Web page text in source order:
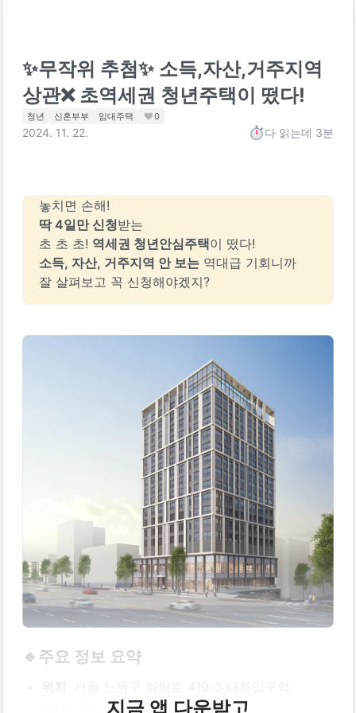
✨무작위 추첨✨ 소득,자산,거주지역
상관❌ 초역세권 청년주택이 떴다!
청년 신혼부부 임대주택 0
2024. 11. 22. 다 읽는데 3분
놓치면 손해!
딱 4일만 신청받는
초 초 초! 역세권 청년안심주택이 떴다!
소득, 자산, 거주지역 안 보는 역대급 기회니까
잘 살펴보고 꼭 신청해야겠지?
🔹주요 정보 요약
지금 앱 다운받고